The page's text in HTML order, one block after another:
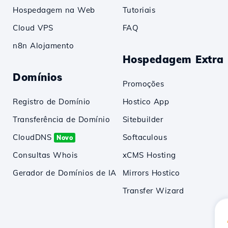
Hospedagem na Web
Cloud VPS
n8n Alojamento
Domínios
Registro de Domínio
Transferência de Domínio
CloudDNS
Novo
Consultas Whois
Gerador de Domínios de IA
Tutoriais
FAQ
Hospedagem Extra
Promoções
Hostico App
Sitebuilder
Softaculous
xCMS Hosting
Mirrors Hostico
Transfer Wizard